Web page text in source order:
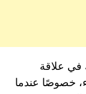
في علاقة
خصوصًا عندما